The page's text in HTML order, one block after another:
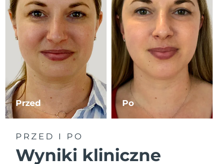
Przed Po
PRZED I PO
Wyniki kliniczne
Izrael
Oczekiwany czas dostawy
8/15/26
Włochy
Oczekiwany czas dostawy
8/11/26
Japonia
Oczekiwany czas dostawy
8/14/26
Jersey
Oczekiwany czas dostawy
Kazachstan